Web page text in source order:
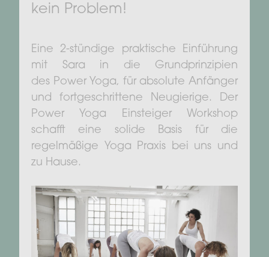
kein Problem!
Eine 2-stündige praktische Einführung
mit Sara in die Grundprinzipien
des Power Yoga, für absolute Anfänger
und fortgeschrittene Neugierige. Der
Power Yoga Einsteiger Workshop
schafft eine solide Basis für die
regelmäßige Yoga Praxis bei uns und
zu Hause.